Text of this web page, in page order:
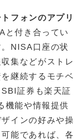
フォンのアプリ
と付き合ってい
NISA口座の状
集などがストレ
継続するモチベ
証券も楽天証
機能や情報提供
インの好みや操
能であれば、各